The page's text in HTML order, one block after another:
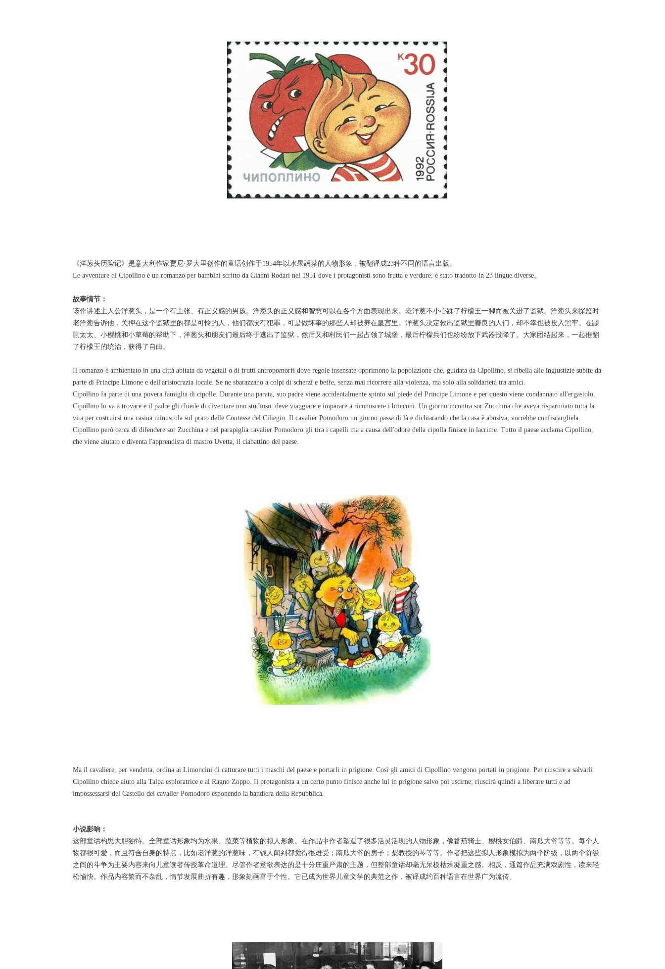
《洋葱头历险记》是意大利作家贾尼·罗大里创作的童话创作于1954年以水果蔬菜的人物形象，被翻译成23种不同的语言出版。
Le avventure di Cipollino è un romanzo per bambini scritto da Gianni Rodari nel 1951 dove i protagonisti sono frutta e verdure; è stato tradotto in 23 lingue diverse。
故事情节：
该作讲述主人公洋葱头，是一个有主张、有正义感的男孩。洋葱头的正义感和智慧可以在各个方面表现出来。老洋葱不小心踩了柠檬王一脚而被关进了监狱。洋葱头来探监时
老洋葱告诉他，关押在这个监狱里的都是可怜的人，他们都没有犯罪，可是做坏事的那些人却被养在皇宫里。洋葱头决定救出监狱里善良的人们，却不幸也被投入黑牢。在鼹
鼠太太、小樱桃和小草莓的帮助下，洋葱头和朋友们最后终于逃出了监狱，然后又和村民们一起占领了城堡，最后柠檬兵们也纷纷放下武器投降了。大家团结起来，一起推翻
了柠檬王的统治，获得了自由。
Il romanzo è ambientato in una città abitata da vegetali o di frutti antropomorfi dove regole insensate opprimono la popolazione che, guidata da Cipollino, si ribella alle ingiustizie subite da
parte di Principe Limone e dell'aristocrazia locale. Se ne sbarazzano a colpi di scherzi e beffe, senza mai ricorrere alla violenza, ma solo alla solidarietà tra amici.
Cipollino fa parte di una povera famiglia di cipolle. Durante una parata, suo padre viene accidentalmente spinto sul piede del Principe Limone e per questo viene condannato all'ergastolo.
Cipollino lo va a trovare e il padre gli chiede di diventare uno studioso: deve viaggiare e imparare a riconoscere i bricconi. Un giorno incontra sor Zucchina che aveva risparmiato tutta la
vita per costruirsi una casina minuscola sul prato delle Contesse del Ciliegio. Il cavalier Pomodoro un giorno passa di là e dichiarando che la casa è abusiva, vorrebbe confiscargliela.
Cipollino però cerca di difendere sor Zucchina e nel parapiglia cavalier Pomodoro gli tira i capelli ma a causa dell'odore della cipolla finisce in lacrime. Tutto il paese acclama Cipollino,
che viene aiutato e diventa l'apprendista di mastro Uvetta, il ciabattino del paese.
Ma il cavaliere, per vendetta, ordina ai Limoncini di catturare tutti i maschi del paese e portarli in prigione. Così gli amici di Cipollino vengono portati in prigione. Per riuscire a salvarli
Cipollino chiede aiuto alla Talpa esploratrice e al Ragno Zoppo. Il protagonista a un certo punto finisce anche lui in prigione salvo poi uscirne; riuscirà quindi a liberare tutti e ad
impossessarsi del Castello del cavalier Pomodoro esponendo la bandiera della Repubblica.
小说影响：
这部童话构思大胆独特。全部童话形象均为水果、蔬菜等植物的拟人形象。在作品中作者塑造了很多活灵活现的人物形象，像番茄骑士、樱桃女伯爵、南瓜大爷等等。每个人
物都很可爱，而且符合自身的特点，比如老洋葱的洋葱味，有钱人闻到都觉得很难受；南瓜大爷的房子；梨教授的琴等等。作者把这些拟人形象模拟为两个阶级，以两个阶级
之间的斗争为主要内容来向儿童读者传授革命道理。尽管作者意欲表达的是十分庄重严肃的主题，但整部童话却毫无呆板枯燥凝重之感。相反，通篇作品充满戏剧性，读来轻
松愉快。作品内容繁而不杂乱，情节发展曲折有趣，形象刻画富于个性。它已成为世界儿童文学的典范之作，被译成约百种语言在世界广为流传。